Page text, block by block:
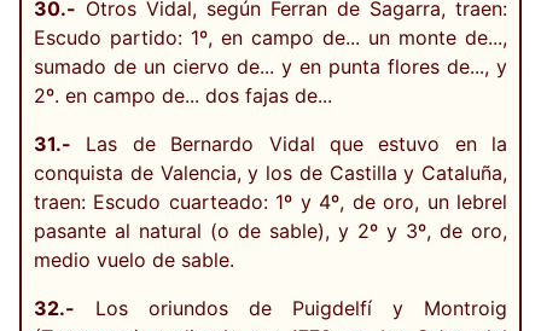
30.- Otros Vidal, según Ferran de Sagarra, traen:
Escudo partido: 1º, en campo de... un monte de...,
sumado de un ciervo de... y en punta flores de..., y
2º. en campo de... dos fajas de...
31.- Las de Bernardo Vidal que estuvo en la
conquista de Valencia, y los de Castilla y Cataluña,
traen: Escudo cuarteado: 1º y 4º, de oro, un lebrel
pasante al natural (o de sable), y 2º y 3º, de oro,
medio vuelo de sable.
32.- Los oriundos de Puigdelfí y Montroig